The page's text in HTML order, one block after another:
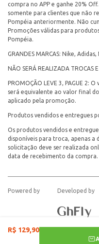
R$ 129,90
compra no APP e ganhe 20%
somente para clientes que não
Pompéia anteriormente. Não
Promoções válidas para
Pompéia.
GRANDES MARCAS: Nike,
NÃO SERÁ REALIZADA TROCAS
PROMOÇÃO LEVE 3, PAGUE 2:
será equivalente ao valor final
aplicado pela promoção.
Produtos vendidos e entregues
Os produtos vendidos e
disponíveis para troca, apenas
solicitação deve ser realizada
data de recebimento da compra.
Powered by Developed by